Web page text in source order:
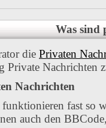
Was sind
die Privaten
Private Nachrichten
Nachrichten
fast so
auch den